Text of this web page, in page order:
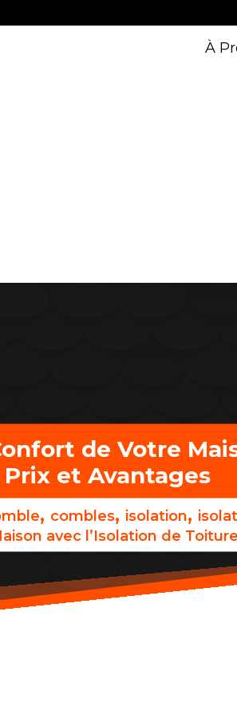
À
de Votre
et Avantages
, combles, isolation,
avec l’Isolation de